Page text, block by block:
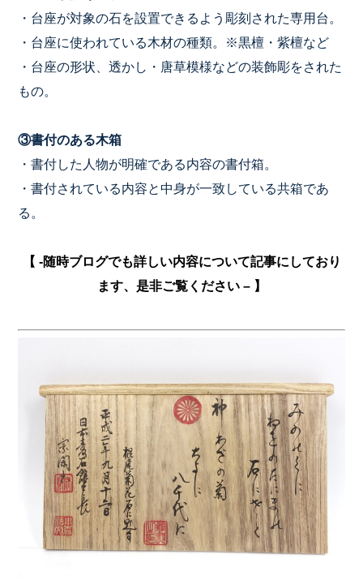
・台座が対象の石を設置できるよう彫刻された専用台。
・台座に使われている木材の種類。※黒檀・紫檀など
・台座の形状、透かし・唐草模様などの装飾彫をされた
もの。
③書付のある木箱
・書付した人物が明確である内容の書付箱。
・書付されている内容と中身が一致している共箱であ
る。
【 -随時ブログでも詳しい内容について記事にしており
ます、是非ご覧ください – 】